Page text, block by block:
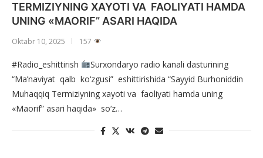
TERMIZIYNING XAYOTI VA FAOLIYATI HAMDA
UNING «MAORIF” ASARI HAQIDA
Oktabr 10, 2025 157
#Radio_eshittirish
Surxondaryo radio kanali dasturining
“Ma’naviyat qalb ko‘zgusi” eshittirishida “Sayyid Burhoniddin
Muhaqqiq Termiziyning xayoti va faoliyati hamda uning
«Maorif” asari haqida» so‘z…